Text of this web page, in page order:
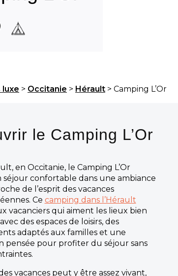
luxe > Occitanie > Hérault > Camping L’Or
le Camping L’Or
en Occitanie, le Camping L’Or
séjour confortable dans une ambiance
de l’esprit des vacances
Ce camping dans l’Hérault
vacanciers qui aiment les lieux bien
des espaces de loisirs, des
adaptés aux familles et une
pensée pour profiter du séjour sans
vacances peut y être assez vivant,